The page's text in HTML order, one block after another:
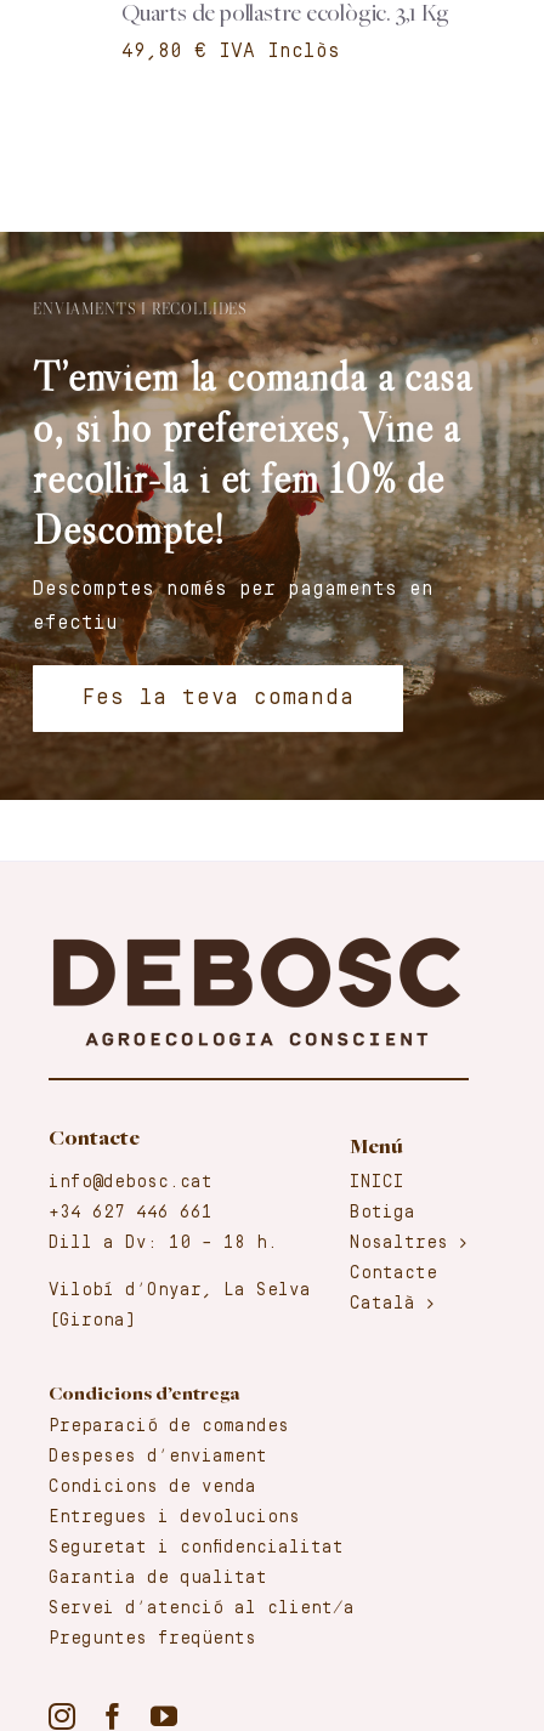
Quarts de pollastre ecològic. 3,1 Kg
€
ENVIAMENTS I RECOLLIDES
T’enviem la comanda a casa
o, si ho prefereixes, Vine a
recollir-la i et fem 10% de
Descompte!
Descomptes només per pagaments en
efectiu
Fes la teva comanda
Menú
INICI
Botiga
Nosaltres
Contacte
Català
Contacte
info@debosc.cat
+34 627 446 661
Dill a Dv: 10 – 18 h.
Vilobí d’Onyar, La Selva
(Girona)
Condicions d’entrega
Preparació de comandes
Despeses d’enviament
Condicions de venda
Entregues i devolucions
Seguretat i confidencialitat
Garantia de qualitat
Servei d’atenció al client/a
Preguntes freqüents